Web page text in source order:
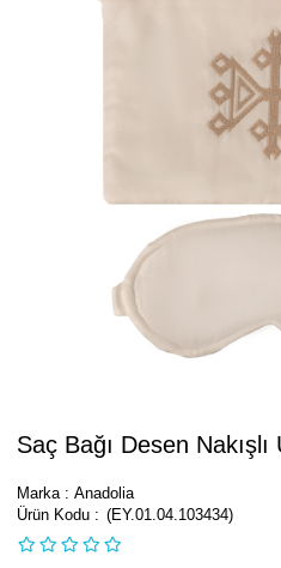
Saç Bağı Desen
Marka : Anadolia
(EY.01.04.103434)